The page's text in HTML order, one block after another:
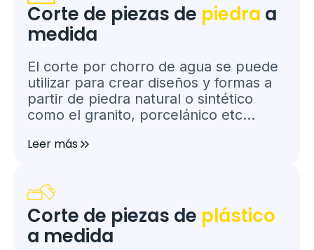
Corte de piezas de piedra a
medida
El corte por chorro de agua se puede
utilizar para crear diseños y formas a
partir de piedra natural o sintético
como el granito, porcelánico etc...
Leer más
Corte de piezas de plástico
a medida